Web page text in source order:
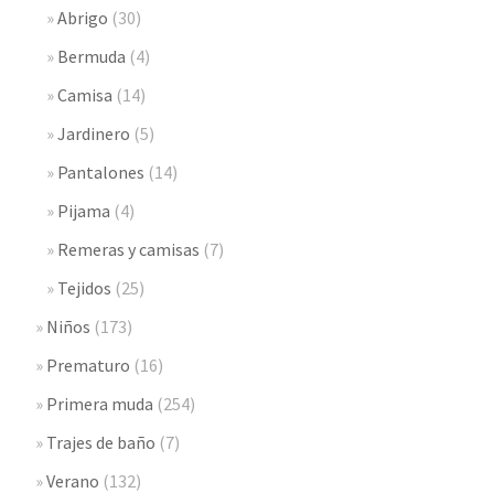
Abrigo (30)
Bermuda (4)
Camisa (14)
Jardinero (5)
Pantalones (14)
Pijama (4)
Remeras y camisas (7)
Tejidos (25)
Niños (173)
Prematuro (16)
Primera muda (254)
Trajes de baño (7)
Verano (132)